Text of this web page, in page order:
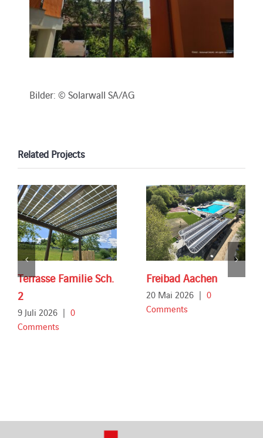
Bilder: © Solarwall SA/AG
Related Projects
Terrasse Familie Sch.
2
9 Juli 2026 | 0
Comments
Freibad Aachen
20 Mai 2026 | 0
Comments